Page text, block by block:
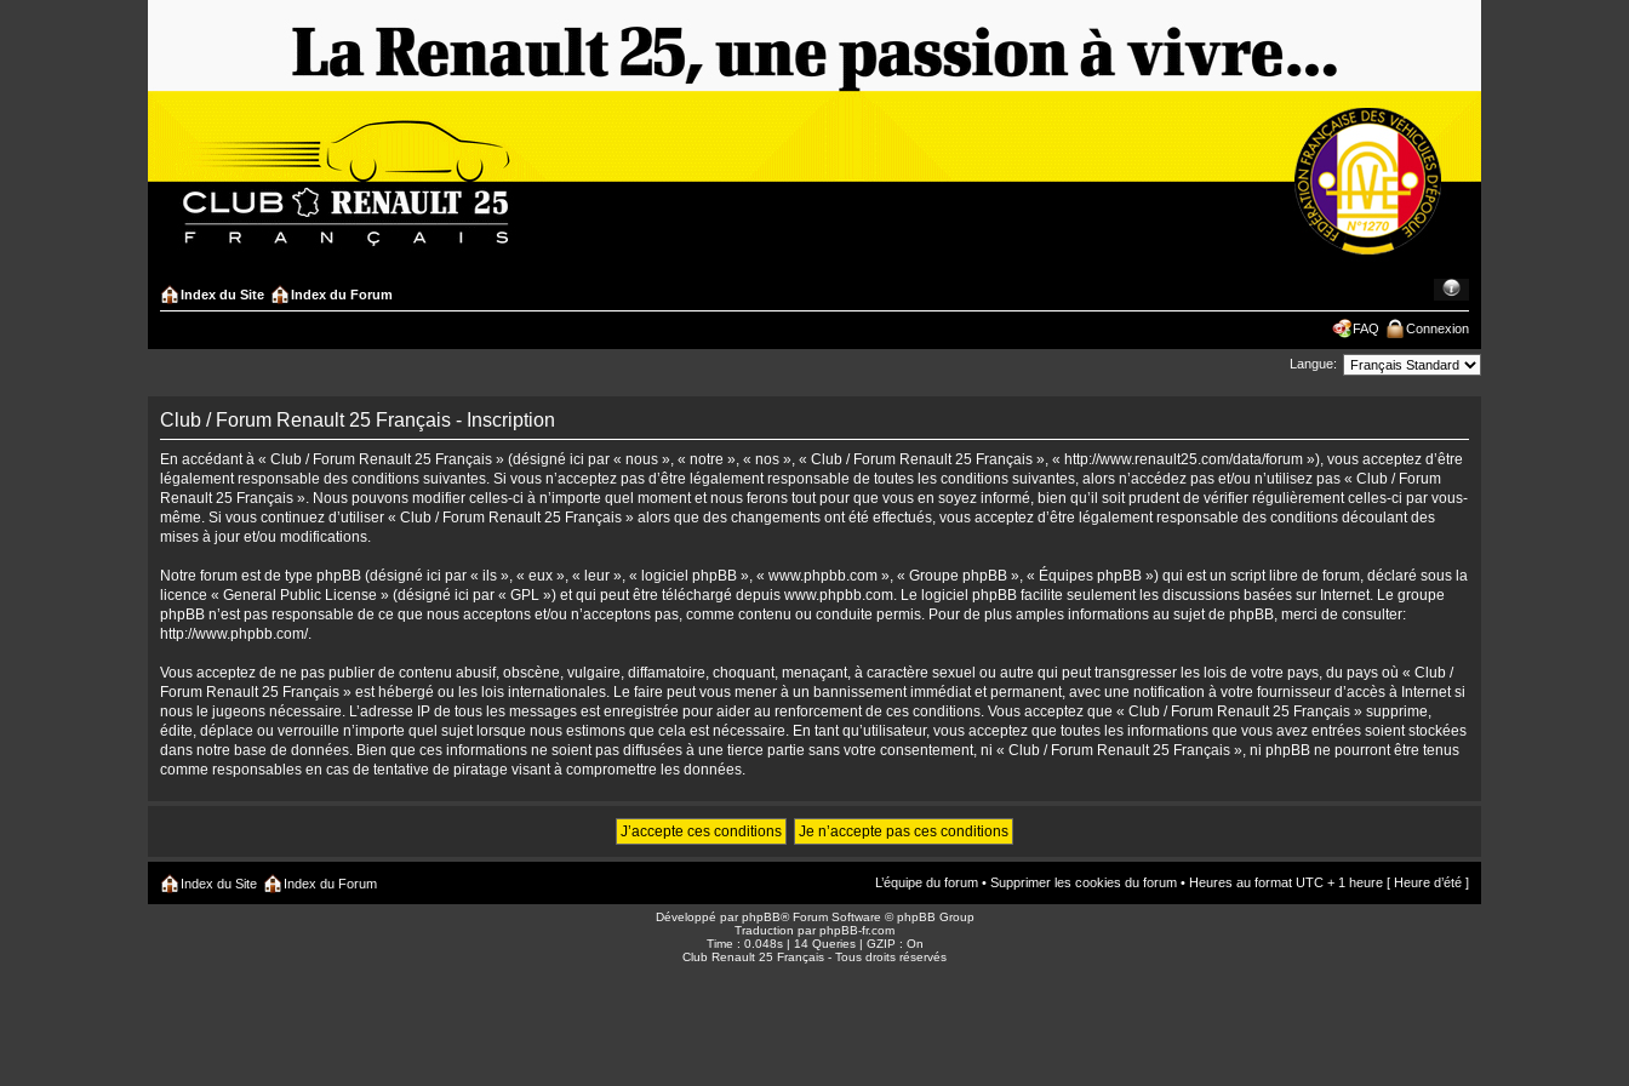
Index du Site Index du Forum
FAQ Connexion
Langue:
Club / Forum Renault 25 Français - Inscription
En accédant à « Club / Forum Renault 25 Français » (désigné ici par « nous », « notre », « nos », « Club / Forum Renault 25 Français », « http://www.renault25.com/data/forum »), vous acceptez d’être
légalement responsable des conditions suivantes. Si vous n’acceptez pas d’être légalement responsable de toutes les conditions suivantes, alors n’accédez pas et/ou n’utilisez pas « Club / Forum
Renault 25 Français ». Nous pouvons modifier celles-ci à n’importe quel moment et nous ferons tout pour que vous en soyez informé, bien qu’il soit prudent de vérifier régulièrement celles-ci par vous-
même. Si vous continuez d’utiliser « Club / Forum Renault 25 Français » alors que des changements ont été effectués, vous acceptez d’être légalement responsable des conditions découlant des
mises à jour et/ou modifications.
Notre forum est de type phpBB (désigné ici par « ils », « eux », « leur », « logiciel phpBB », « www.phpbb.com », « Groupe phpBB », « Équipes phpBB ») qui est un script libre de forum, déclaré sous la
licence « General Public License » (désigné ici par « GPL ») et qui peut être téléchargé depuis www.phpbb.com . Le logiciel phpBB facilite seulement les discussions basées sur Internet. Le groupe
phpBB n’est pas responsable de ce que nous acceptons et/ou n’acceptons pas, comme contenu ou conduite permis. Pour de plus amples informations au sujet de phpBB, merci de consulter:
http://www.phpbb.com/.
Vous acceptez de ne pas publier de contenu abusif, obscène, vulgaire, diffamatoire, choquant, menaçant, à caractère sexuel ou autre qui peut transgresser les lois de votre pays, du pays où « Club /
Forum Renault 25 Français » est hébergé ou les lois internationales. Le faire peut vous mener à un bannissement immédiat et permanent, avec une notification à votre fournisseur d’accès à Internet si
nous le jugeons nécessaire. L’adresse IP de tous les messages est enregistrée pour aider au renforcement de ces conditions. Vous acceptez que « Club / Forum Renault 25 Français » supprime,
édite, déplace ou verrouille n’importe quel sujet lorsque nous estimons que cela est nécessaire. En tant qu’utilisateur, vous acceptez que toutes les informations que vous avez entrées soient stockées
dans notre base de données. Bien que ces informations ne soient pas diffusées à une tierce partie sans votre consentement, ni « Club / Forum Renault 25 Français », ni phpBB ne pourront être tenus
comme responsables en cas de tentative de piratage visant à compromettre les données.
Index du Site Index du Forum L’équipe du forum • Supprimer les cookies du forum • Heures au format UTC + 1 heure [ Heure d’été ]
Développé parphpBB® Forum Software © phpBB Group
Traduction parphpBB-fr.com
Time : 0.048s | 14 Queries | GZIP : On
Club Renault 25 Français - Tous droits réservés